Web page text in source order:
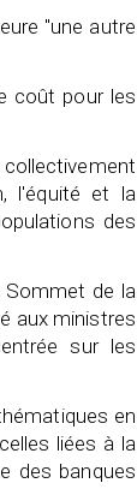
"une autre
coût pour les
l'équité et la
des
Sommet de la
aux ministres
sur les
en
liées à la
des banques